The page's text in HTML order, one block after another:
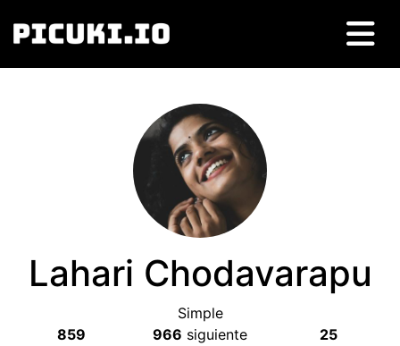
Lahari Chodavarapu
Simple
859
966 siguiente
25